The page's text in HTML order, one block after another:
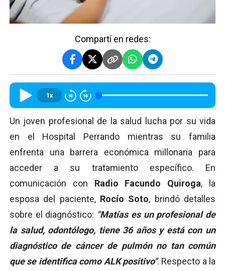
Compartí en redes:
1x
Un joven profesional de la salud lucha por su vida
en el Hospital Perrando mientras su familia
enfrenta una barrera económica millonaria para
acceder a su tratamiento específico. En
comunicación con Radio Facundo Quiroga, la
esposa del paciente, Rocío Soto, brindó detalles
sobre el diagnóstico: "Matías es un profesional de
la salud, odontólogo, tiene 36 años y está con un
diagnóstico de cáncer de pulmón no tan común
que se identifica como ALK positivo". Respecto a la